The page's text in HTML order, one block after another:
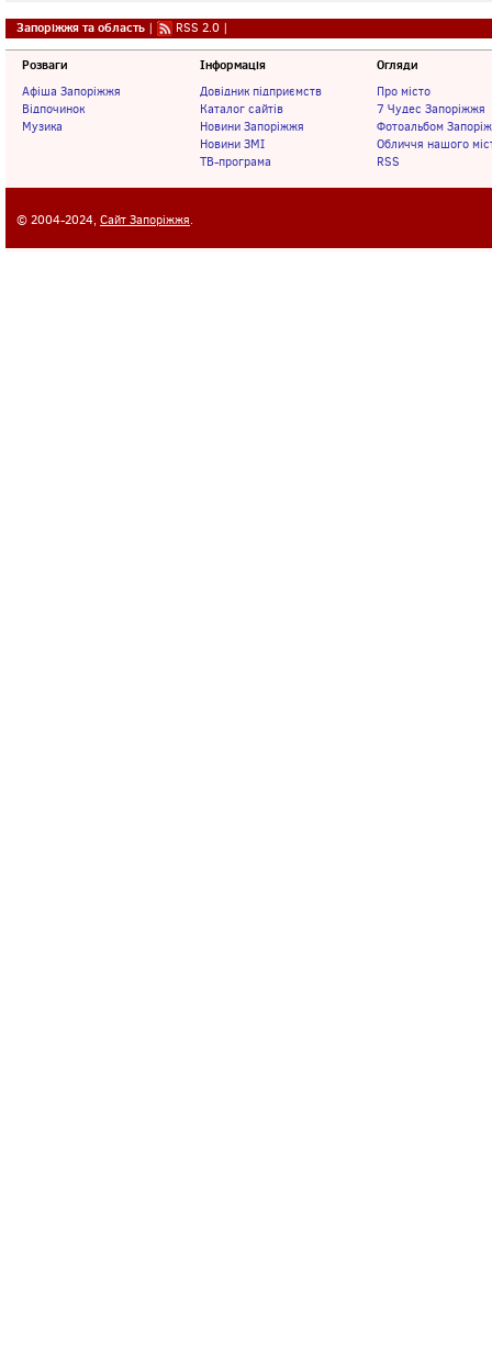
Запоріжжя та область | RSS 2.0 |
Розваги
Афіша Запоріжжя
Відпочинок
Музика
Інформація
Довідник підприємств
Каталог сайтів
Новини Запоріжжя
Новини ЗМІ
ТВ-програма
Огляди
Про місто
7 Чудес Запоріжжя
Фотоальбом
Обличчя нашого
RSS
© 2004-2024, Сайт Запоріжжя.